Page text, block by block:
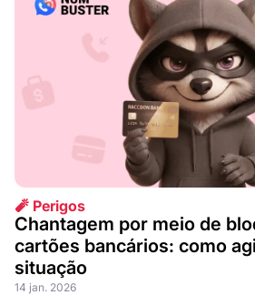
🧨 Perigos
Chantagem por meio de
cartões bancários: como
situação
14 jan. 2026